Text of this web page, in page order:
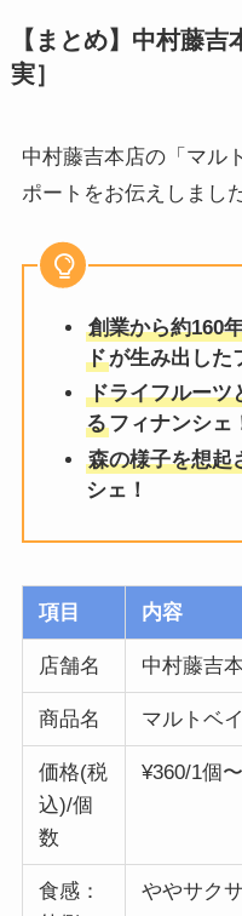
【まとめ】中村藤
実］
中村藤吉本店の「マル
ポートをお伝えしました
創業から約160
ドが生み出した
ドライフルーツ
るフィナンシェ
森の様子を想起
シェ！
項目 内容
店舗名 中村藤吉
商品名 マルトベ
価格(税
込)/個
数
¥360/1個〜
食感：
ややサク